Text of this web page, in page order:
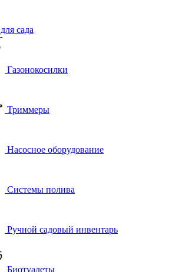
сада
Газонокосилки
Триммеры
Насосное оборудование
Системы полива
Ручной садовый инвентарь
Биотуалеты